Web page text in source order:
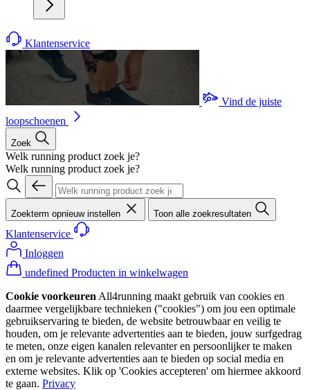
Klantenservice
Vind de juiste
loopschoenen
Zoek
Welk running product zoek je?
Welk running product zoek je?
Zoekterm opnieuw instellen Toon alle zoekresultaten
Klantenservice
Inloggen
undefined Producten in winkelwagen
Cookie voorkeuren All4running maakt gebruik van cookies en
daarmee vergelijkbare technieken ("cookies") om jou een optimale
gebruikservaring te bieden, de website betrouwbaar en veilig te
houden, om je relevante advertenties aan te bieden, jouw surfgedrag
te meten, onze eigen kanalen relevanter en persoonlijker te maken
en om je relevante advertenties aan te bieden op social media en
externe websites. Klik op 'Cookies accepteren' om hiermee akkoord
te gaan. Privacy